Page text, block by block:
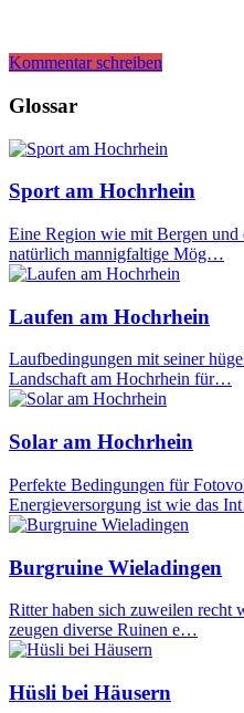
Kommentar schreiben
Glossar
Sport am Hochrhein
Eine Region wie mit Bergen und
natürlich mannigfaltige Mög…
Laufen am Hochrhein
Laufbedingungen mit seiner
Landschaft am Hochrhein für…
Solar am Hochrhein
Perfekte Bedingungen für
Energieversorgung ist wie das
Burgruine Wieladingen
Ritter haben sich zuweilen recht
zeugen diverse Ruinen e…
Hüsli bei Häusern